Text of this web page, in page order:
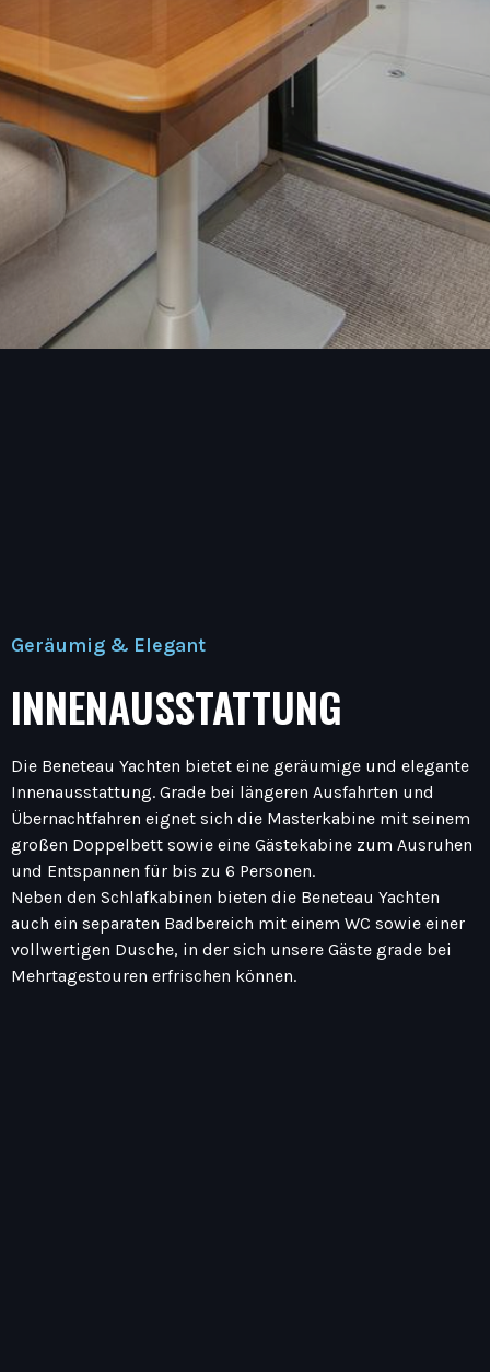
Geräumig & Elegant
INNENAUSSTATTUNG
Die Beneteau Yachten bietet eine geräumige und elegante
Innenausstattung. Grade bei längeren Ausfahrten und
Übernachtfahren eignet sich die Masterkabine mit seinem
großen Doppelbett sowie eine Gästekabine zum Ausruhen
und Entspannen für bis zu 6 Personen.
Neben den Schlafkabinen bieten die Beneteau Yachten
auch ein separaten Badbereich mit einem WC sowie einer
vollwertigen Dusche, in der sich unsere Gäste grade bei
Mehrtagestouren erfrischen können.